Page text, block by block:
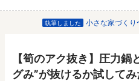
執筆しました 小さな家づく
【筍のアク抜き】圧力
グみ”が抜けるか試してみ